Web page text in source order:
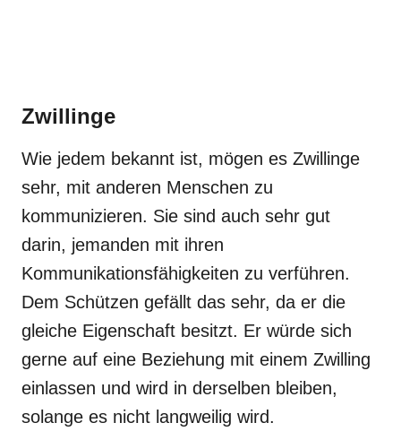
Zwillinge
Wie jedem bekannt ist, mögen es Zwillinge
sehr, mit anderen Menschen zu
kommunizieren. Sie sind auch sehr gut
darin, jemanden mit ihren
Kommunikationsfähigkeiten zu verführen.
Dem Schützen gefällt das sehr, da er die
gleiche Eigenschaft besitzt. Er würde sich
gerne auf eine Beziehung mit einem Zwilling
einlassen und wird in derselben bleiben,
solange es nicht langweilig wird.